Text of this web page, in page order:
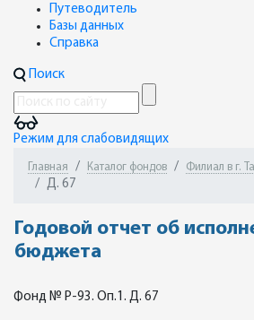
Путеводитель
Базы данных
Справка
Поиск
Режим для слабовидящих
Главная Каталог фондов Филиал в г.
Д. 67
Годовой отчет об
бюджета
Фонд № Р-93. Оп.1. Д. 67